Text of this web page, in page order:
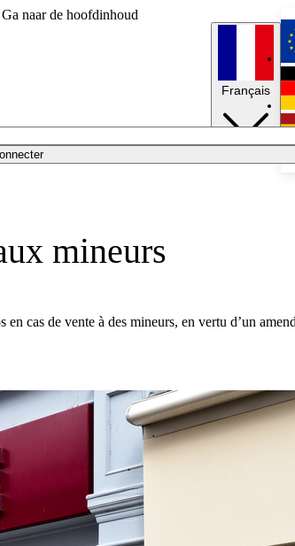
Ga naar de hoofdinhoud
Français
mineurs
cas de vente à des mineurs, en vertu d’un